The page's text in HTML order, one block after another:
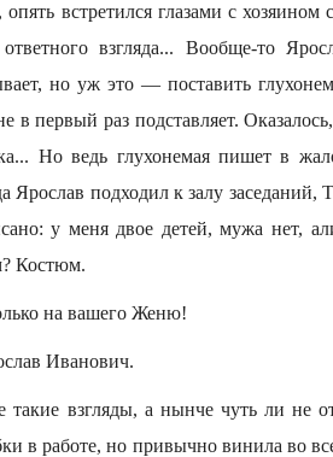
встретился глазами с хозяином
взгляда... Вообще-то
но уж это — поставить
в первый раз подставляет.
Но ведь глухонемая пишет в
подходил к залу заседаний,
у меня двое детей, мужа нет,
Костюм.
на вашего Женю!
Иванович.
такие взгляды, а нынче чуть ли не
в работе, но привычно винила во